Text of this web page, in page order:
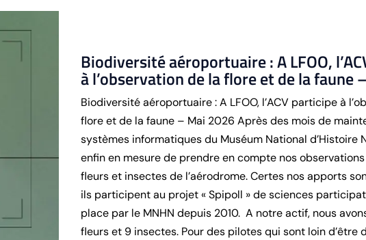
Biodiversité aéroportuaire : A LFOO,
à l’observation de la flore et de la faune
Biodiversité aéroportuaire : A LFOO, l’ACV participe à
flore et de la faune – Mai 2026 Après des mois de
systèmes informatiques du Muséum National d’Histoire
enfin en mesure de prendre en compte nos
fleurs et insectes de l’aérodrome. Certes nos apports
ils participent au projet « Spipoll » de sciences
place par le MNHN depuis 2010. A notre actif, nous
fleurs et 9 insectes. Pour des pilotes qui sont loin d’être